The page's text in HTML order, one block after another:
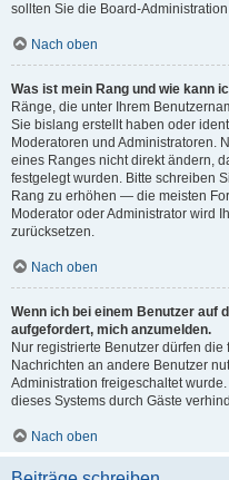
sollten Sie die Board-
Nach oben
Was ist mein Rang und wie kann
Ränge, die unter Ihrem
Sie bislang erstellt haben oder
Moderatoren und Administratoren.
eines Ranges nicht direkt ändern,
festgelegt wurden. Bitte schreiben
Rang zu erhöhen — die meisten
Moderator oder Administrator wird
zurücksetzen.
Nach oben
Wenn ich bei einem Benutzer auf
aufgefordert, mich anzumelden.
Nur registrierte Benutzer dürfen
Nachrichten an andere Benutzer
Administration freigeschaltet
dieses Systems durch Gäste
Nach oben